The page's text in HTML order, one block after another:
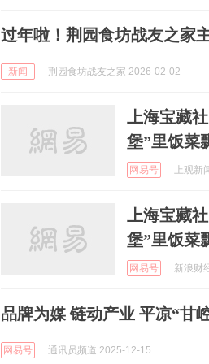
过年啦！荆园食坊战友之家
新闻 荆园食坊战友之家 2026-02-02
上海宝藏
堡”里饭菜
网易号 上观
上海宝藏
堡”里饭菜
网易号 新浪财
品牌为媒 链动产业 平凉“甘
网易号 通讯员频道 2025-12-15